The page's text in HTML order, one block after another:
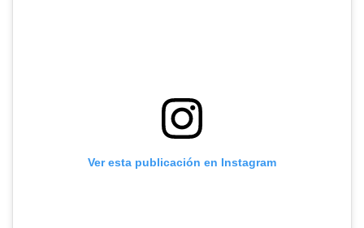
Ver esta publicación en Instagram